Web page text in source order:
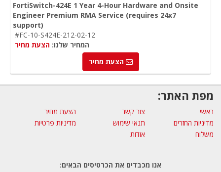
FortiSwitch-424E 1 Year 4-Hour Hardware and Onsite
Engineer Premium RMA Service (requires 24x7
support)
#FC-10-S424E-212-02-12
המחיר שלנו: הצעת מחיר
הצעת מחיר
מפת האתר:
ראשי צור קשר
הצעת מחיר
מדיניות החזרים
תנאי שימוש
מדיניות פרטיות
משלוח
אודות
אנו מכבדים את הכרטיסים הבאים: